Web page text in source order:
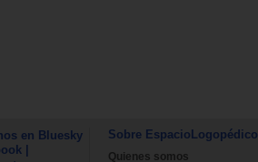
|
Sobre EspacioLogopédico
Quienes somos